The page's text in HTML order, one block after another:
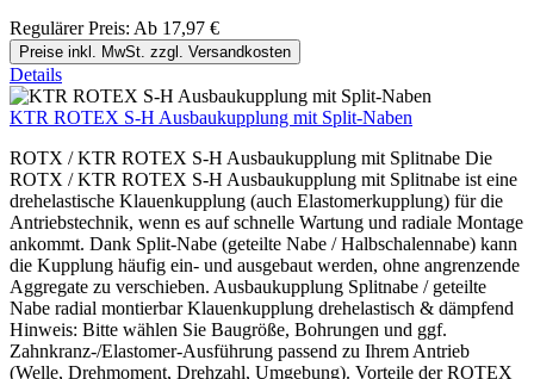
Regulärer Preis: Ab 17,97 €
Preise inkl. MwSt. zzgl. Versandkosten
Details
KTR ROTEX S-H Ausbaukupplung mit Split-Naben
ROTX / KTR ROTEX S-H Ausbaukupplung mit Splitnabe Die
ROTX / KTR ROTEX S-H Ausbaukupplung mit Splitnabe ist eine
drehelastische Klauenkupplung (auch Elastomerkupplung) für die
Antriebstechnik, wenn es auf schnelle Wartung und radiale Montage
ankommt. Dank Split-Nabe (geteilte Nabe / Halbschalennabe) kann
die Kupplung häufig ein- und ausgebaut werden, ohne angrenzende
Aggregate zu verschieben. Ausbaukupplung Splitnabe / geteilte
Nabe radial montierbar Klauenkupplung drehelastisch & dämpfend
Hinweis: Bitte wählen Sie Baugröße, Bohrungen und ggf.
Zahnkranz-/Elastomer-Ausführung passend zu Ihrem Antrieb
(Welle, Drehmoment, Drehzahl, Umgebung). Vorteile der ROTEX